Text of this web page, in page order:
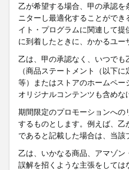
乙が希望する場合、甲の承認
ニターし最適化することがで
イト・プログラムに関連して
に到着したときに、かかるユ
乙は、甲の承認なく、いつで
（商品ステートメント（以下
等）またはストアのホームペ
オリジナルコンテンツも含めな
期間限定のプロモーションへ
するものとします。例えば、
であると記載した場合は、当
乙は、いかなる商品、アマゾ
誤解を招くような主張をして